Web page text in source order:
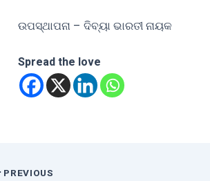
ଉପସ୍ଥାପନା – ଦିବ୍ୟା ଭାରତୀ ନାୟକ
Spread the love
PREVIOUS